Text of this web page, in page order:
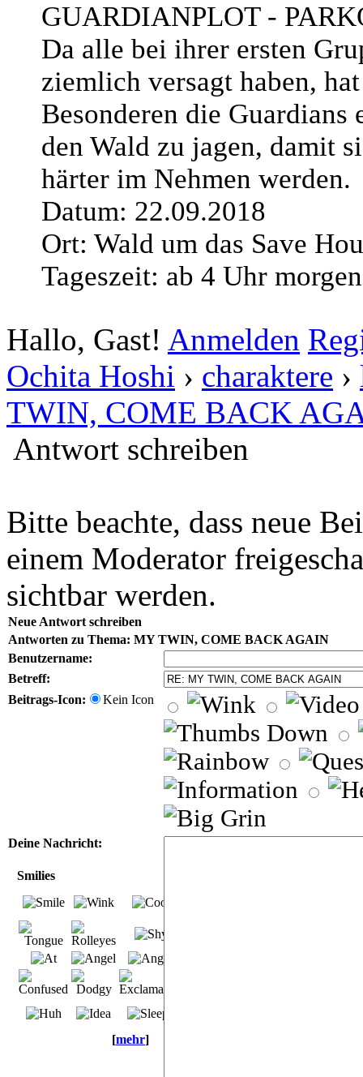
GUARDIANPLOT -
Da alle bei ihrer ersten
ziemlich versagt haben,
Besonderen die Guardians
den Wald zu jagen, damit
härter im Nehmen werden.
Datum: 22.09.2018
Ort: Wald um das Save
Tageszeit: ab 4 Uhr
Hallo, Gast! Anmelden
Ochita Hoshi › charaktere ›
TWIN, COME BACK
Antwort schreiben
Bitte beachte, dass neue
einem Moderator
sichtbar werden.
Neue Antwort schreiben
Antworten zu Thema: MY TWIN, COME BACK AGAIN
Benutzername:
Betreff:
Beitrags-Icon:
Kein Icon
Deine Nachricht:
Smilies
[mehr]